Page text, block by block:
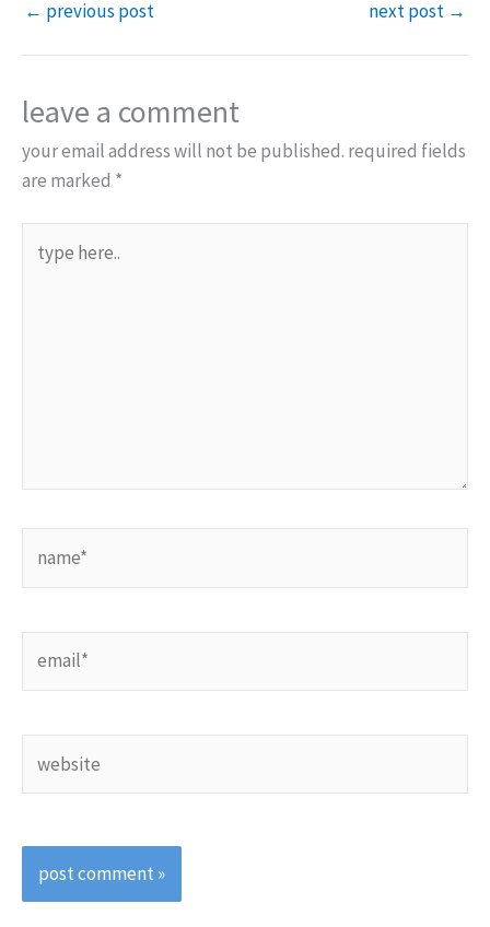
← previous post next post →
leave a comment
your email address will not be published. required fields
are marked *
here..